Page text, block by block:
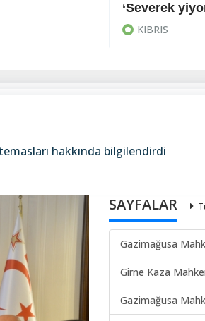
‘Severek
KIBRIS
hakkında bilgilendirdi
SAYFALAR
Gazimağusa
Girne Kaza
Gazimağusa